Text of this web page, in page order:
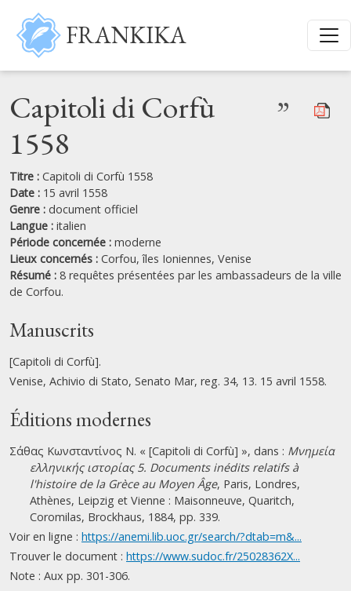
Aller au contenu principal
FRANKIKA
Capitoli di Corfù
1558
”
Titre : Capitoli di Corfù 1558
Date : 15 avril 1558
Genre : document officiel
Langue : italien
Période concernée : moderne
Lieux concernés : Corfou,îles Ioniennes, Venise
Résumé : 8 requêtes présentées par les ambassadeurs de la ville
de Corfou.
Manuscrits
[Capitoli di Corfù].
Venise, Achivio di Stato, Senato Mar, reg. 34, 13. 15 avril 1558.
Éditions modernes
Σάθας Κωνσταντίνος Ν. « [Capitoli di Corfù] », dans : Μνημεία
ελληνικής ιστορίας 5. Documents inédits relatifs à
l'histoire de la Grèce au Moyen Âge, Paris, Londres,
Athènes, Leipzig et Vienne : Maisonneuve, Quaritch,
Coromilas, Brockhaus, 1884, pp. 339.
Voir en ligne : https://anemi.lib.uoc.gr/search/?dtab=m&...
Trouver le document : https://www.sudoc.fr/25028362X...
Note : Aux pp. 301-306.